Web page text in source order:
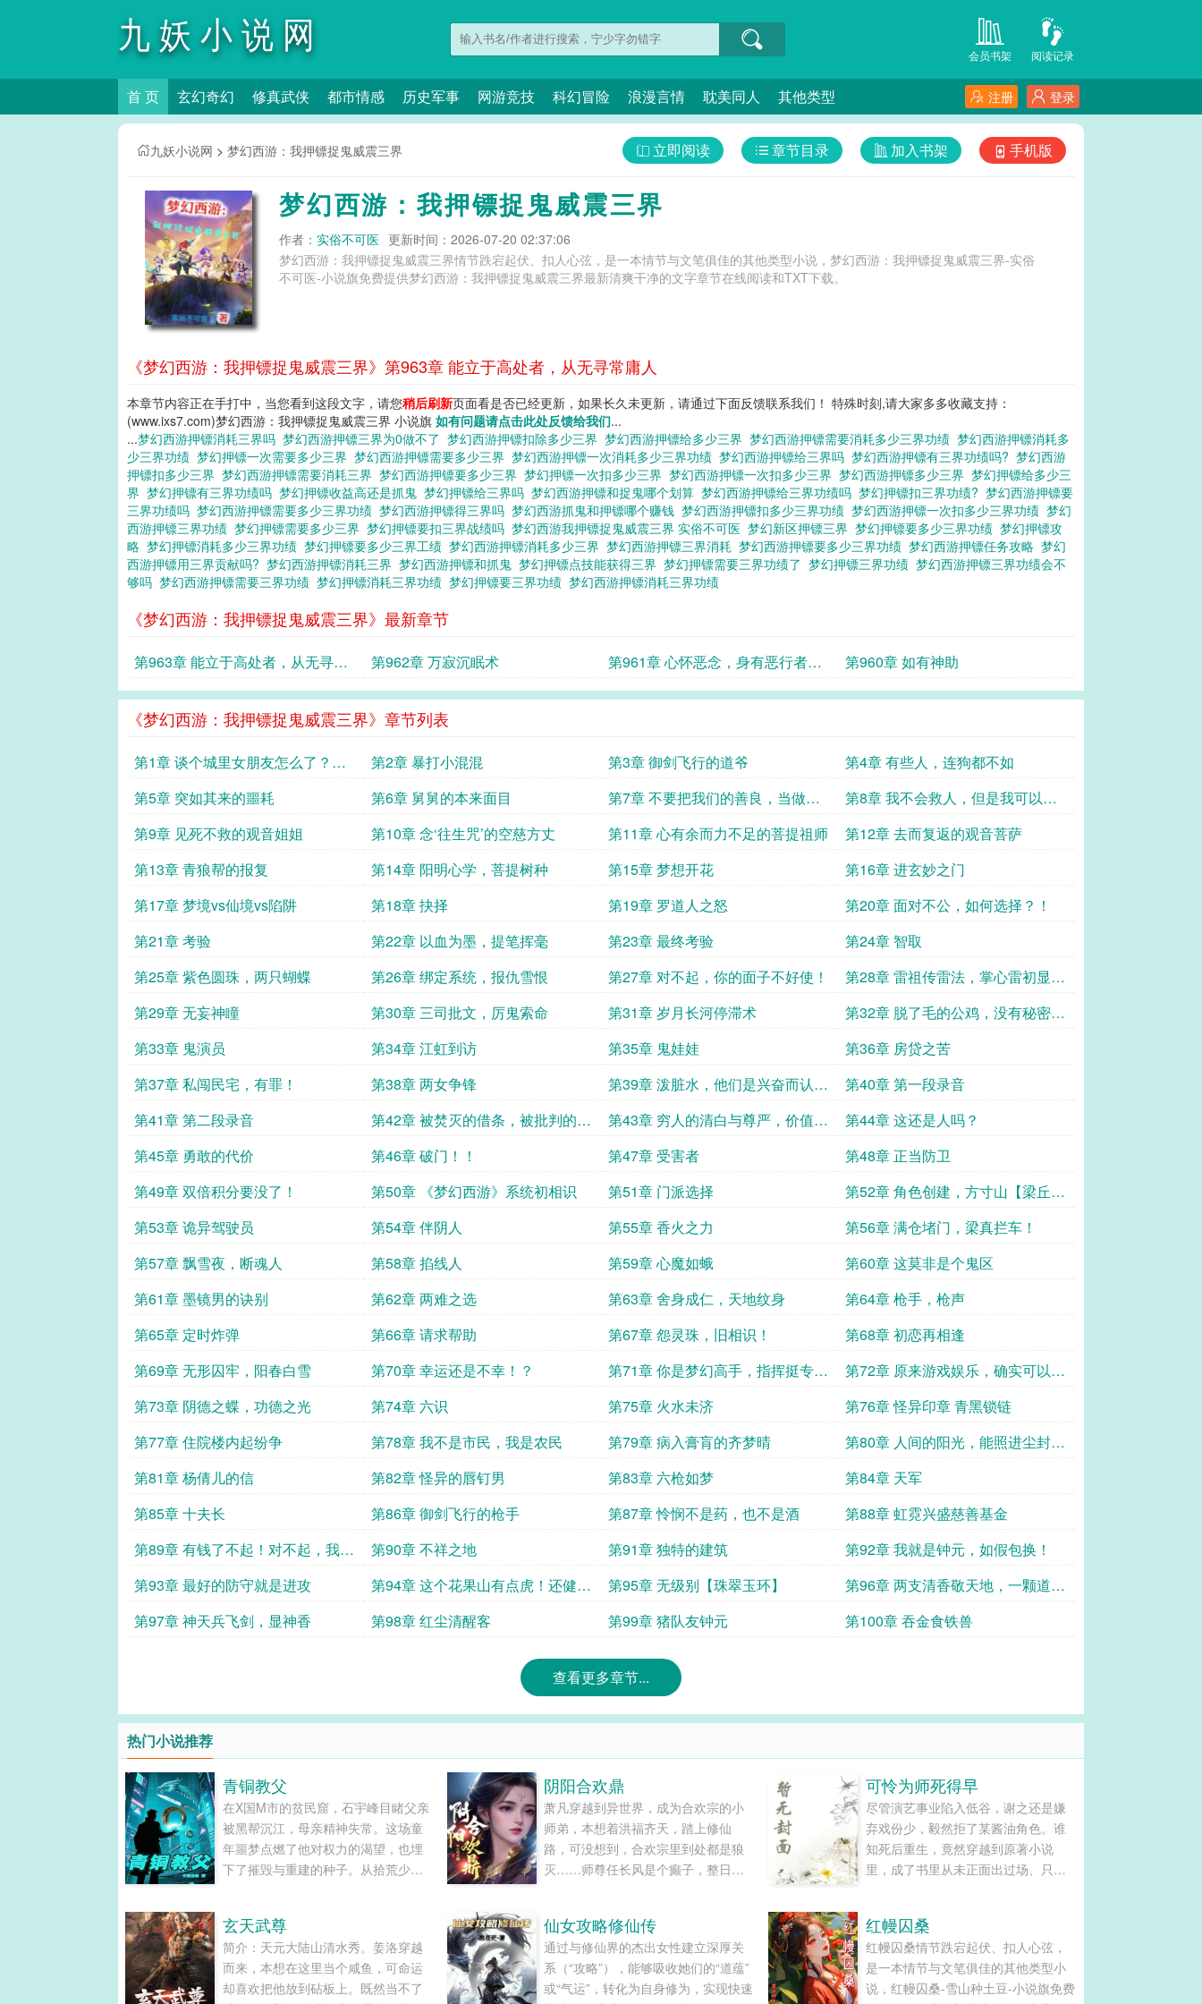
九妖小说网 阅读记录
会员书架
首 页 玄幻奇幻 修真武侠 都市情感 历史军事 网游竞技 科幻冒险 浪漫言情 耽美同人 其他类型 登录
注册
九妖小说网 > 梦幻西游：我押镖捉鬼威震三界 手机版
加入书架
章节目录
立即阅读
梦幻西游：我押镖捉鬼威震三界
作者： 实俗不可医 更新时间：2026-07-20 02:37:06
梦幻西游：我押镖捉鬼威震三界情节跌宕起伏、扣人心弦，是一本情节与文笔俱佳的其他类型小说，梦幻西游：我押镖捉鬼威震三界-实俗
不可医-小说旗免费提供梦幻西游：我押镖捉鬼威震三界最新清爽干净的文字章节在线阅读和TXT下载。
《梦幻西游：我押镖捉鬼威震三界》第963章 能立于高处者，从无寻常庸人
本章节内容正在手打中，当您看到这段文字，请您稍后刷新页面看是否已经更新，如果长久未更新，请通过下面反馈联系我们！ 特殊时刻,请大家多多收藏支持：
(www.ixs7.com)梦幻西游：我押镖捉鬼威震三界 小说旗 如有问题请点击此处反馈给我们...
...梦幻西游押镖消耗三界吗 梦幻西游押镖三界为0做不了 梦幻西游押镖扣除多少三界 梦幻西游押镖给多少三界 梦幻西游押镖需要消耗多少三界功绩 梦幻西游押镖消耗多
少三界功绩 梦幻押镖一次需要多少三界 梦幻西游押镖需要多少三界 梦幻西游押镖一次消耗多少三界功绩 梦幻西游押镖给三界吗 梦幻西游押镖有三界功绩吗? 梦幻西游
押镖扣多少三界 梦幻西游押镖需要消耗三界 梦幻西游押镖要多少三界 梦幻押镖一次扣多少三界 梦幻西游押镖一次扣多少三界 梦幻西游押镖多少三界 梦幻押镖给多少三
界 梦幻押镖有三界功绩吗 梦幻押镖收益高还是抓鬼 梦幻押镖给三界吗 梦幻西游押镖和捉鬼哪个划算 梦幻西游押镖给三界功绩吗 梦幻押镖扣三界功绩? 梦幻西游押镖要
三界功绩吗 梦幻西游押镖需要多少三界功绩 梦幻西游押镖得三界吗 梦幻西游抓鬼和押镖哪个赚钱 梦幻西游押镖扣多少三界功绩 梦幻西游押镖一次扣多少三界功绩 梦幻
西游押镖三界功绩 梦幻押镖需要多少三界 梦幻押镖要扣三界战绩吗 梦幻西游我押镖捉鬼威震三界 实俗不可医 梦幻新区押镖三界 梦幻押镖要多少三界功绩 梦幻押镖攻
略 梦幻押镖消耗多少三界功绩 梦幻押镖要多少三界工绩 梦幻西游押镖消耗多少三界 梦幻西游押镖三界消耗 梦幻西游押镖要多少三界功绩 梦幻西游押镖任务攻略 梦幻
西游押镖用三界贡献吗? 梦幻西游押镖消耗三界 梦幻西游押镖和抓鬼 梦幻押镖点技能获得三界 梦幻押镖需要三界功绩了 梦幻押镖三界功绩 梦幻西游押镖三界功绩会不
够吗 梦幻西游押镖需要三界功绩 梦幻押镖消耗三界功绩 梦幻押镖要三界功绩 梦幻西游押镖消耗三界功绩
《梦幻西游：我押镖捉鬼威震三界》最新章节
第963章 能立于高处者，从无寻常
庸人
第962章 万寂沉眠术
第961章 心怀恶念，身有恶行者，
当诛！
第960章 如有神助
《梦幻西游：我押镖捉鬼威震三界》章节列表
第1章 谈个城里女朋友怎么了？犯
法！？
第2章 暴打小混混 第3章 御剑飞行的道爷
第4章 有些人，连狗都不如
第5章 突如其来的噩耗
第6章 舅舅的本来面目
第7章 不要把我们的善良，当做软
弱
第8章 我不会救人，但是我可以摇
人！
第9章 见死不救的观音姐姐 第10章 念‘往生咒’的空慈方丈 第11章 心有余而力不足的菩提祖师
第12章 去而复返的观音菩萨
第13章 青狼帮的报复
第14章 阳明心学，菩提树种 第15章 梦想开花
第16章 进玄妙之门
第17章 梦境vs仙境vs陷阱
第18章 抉择 第19章 罗道人之怒
第20章 面对不公，如何选择？！
第21章 考验
第22章 以血为墨，提笔挥毫 第23章 最终考验
第24章 智取
第25章 紫色圆珠，两只蝴蝶
第26章 绑定系统，报仇雪恨 第27章 对不起，你的面子不好使！
第28章 雷祖传雷法，掌心雷初显
威！
第29章 无妄神瞳 第30章 三司批文，厉鬼索命 第31章 岁月长河停滞术
第32章 脱了毛的公鸡，没有秘密可
言
第33章 鬼演员 第34章 江虹到访 第35章 鬼娃娃
第36章 房贷之苦
第37章 私闯民宅，有罪！
第38章 两女争锋
第39章 泼脏水，他们是兴奋而认真
的！
第40章 第一段录音
第41章 第二段录音
第42章 被焚灭的借条，被批判的王
义
第43章 穷人的清白与尊严，价值几
何？！
第44章 这还是人吗？
第45章 勇敢的代价
第46章 破门！！ 第47章 受害者
第48章 正当防卫
第49章 双倍积分要没了！
第50章 《梦幻西游》系统初相识 第51章 门派选择
第52章 角色创建，方寸山【梁丘奇
希】】
第53章 诡异驾驶员 第54章 伴阴人 第55章 香火之力
第56章 满仓堵门，梁真拦车！
第57章 飘雪夜，断魂人
第58章 掐线人 第59章 心魔如蛾
第60章 这莫非是个鬼区
第61章 墨镜男的诀别
第62章 两难之选 第63章 舍身成仁，天地纹身
第64章 枪手，枪声
第65章 定时炸弹
第66章 请求帮助 第67章 怨灵珠，旧相识！
第68章 初恋再相逢
第69章 无形囚牢，阳春白雪
第70章 幸运还是不幸！？
第71章 你是梦幻高手，指挥挺专业
呀！
第72章 原来游戏娱乐，确实可以减
压！
第73章 阴德之蝶，功德之光 第74章 六识 第75章 火水未济
第76章 怪异印章 青黑锁链
第77章 住院楼内起纷争
第78章 我不是市民，我是农民 第79章 病入膏肓的齐梦晴
第80章 人间的阳光，能照进尘封的
心门吗？
第81章 杨倩儿的信 第82章 怪异的唇钉男 第83章 六枪如梦
第84章 天军
第85章 十夫长
第86章 御剑飞行的枪手 第87章 怜悯不是药，也不是酒
第88章 虹霓兴盛慈善基金
第89章 有钱了不起！对不起，我不
爱钱！
第90章 不祥之地 第91章 独特的建筑
第92章 我就是钟元，如假包换！
第93章 最好的防守就是进攻
第94章 这个花果山有点虎！还健
忘！！
第95章 无级别【珠翠玉环】
第96章 两支清香敬天地，一颗道心
镇魔神！
第97章 神天兵飞剑，显神香 第98章 红尘清醒客 第99章 猪队友钟元 第100章 吞金食铁兽
查看更多章节...
热门小说推荐
青铜教父
在X国M市的贫民窟，石宇峰目睹父亲
被黑帮沉江，母亲精神失常。这场童
年噩梦点燃了他对权力的渴望，也埋
下了摧毁与重建的种子。从拾荒少年
街头到王座的逆袭，却在巅峰时刻发
现权力背后的致命代价。......
阴阳合欢鼎
萧凡穿越到异世界，成为合欢宗的小
师弟，本想着洪福齐天，踏上修仙
路，可没想到，合欢宗里到处都是狼
灭……师尊任长风是个癫子，整日里
虎……师妹黄爆爆是个暴力狂，她修
炼的武技非常独特，诸如“还我漂漂
拳”、“情意绵绵掌”、“眉来眼去剑”、无
人能挡……师娘黄灭......
可怜为师死得早
尽管演艺事业陷入低谷，谢之还是嫌
弃戏份少，毅然拒了某酱油角色。谁
知死后重生，竟然穿越到原著小说
里，成了书里从未正面出过场、只活
掉的那个酱油好嘛！为了悲剧不再重
演，谢知微只好与系统一道，开始了
苦逼的抢（作）戏（死）之路。系
统：主角要拜师，所以师尊的戏……
玄天武尊
简介：天元大陆山清水秀。姜洛穿越
而来，本想在这里当个咸鱼，可命运
却喜欢把他放到砧板上。既然当不了
仙女攻略修仙传
通过与修仙界的杰出女性建立深厚关
系（“攻略”），能够吸收她们的“道蕴”
或“气运”，转化为自身修为，实现快速
红幔囚桑
红幔囚桑情节跌宕起伏、扣人心弦，
是一本情节与文笔俱佳的其他类型小
说，红幔囚桑-雪山种土豆-小说旗免费